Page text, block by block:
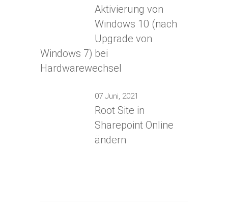
Aktivierung von
Windows 10 (nach
Upgrade von
Windows 7) bei
Hardwarewechsel
07 Juni, 2021
Root Site in
Sharepoint Online
ändern